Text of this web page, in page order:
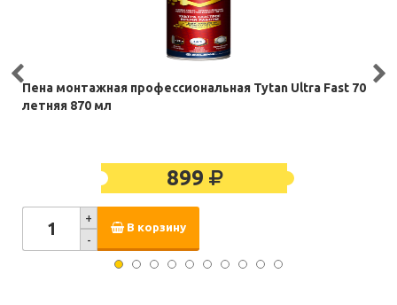
Пена монтажная профессиональная Tytan Ultra Fast 70
летняя 870 мл
899
+
-
В корзину